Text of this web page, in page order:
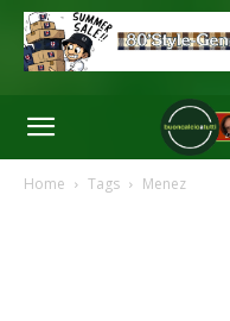
Home Tags Menez